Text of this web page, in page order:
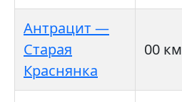
Антрацит —
Старая
Краснянка
00 км